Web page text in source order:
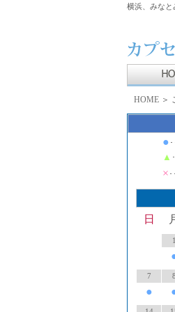
横浜、みなと
HOME ＞
●
▲
×
日
1
7
●
8